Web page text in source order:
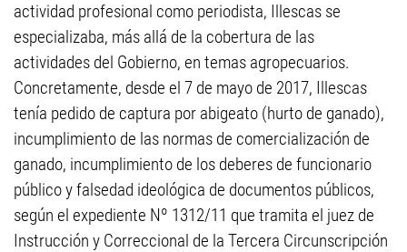
actividad profesional como periodista, Illescas se
especializaba, más allá de la cobertura de las
actividades del Gobierno, en temas agropecuarios.
Concretamente, desde el 7 de mayo de 2017, Illescas
tenía pedido de captura por abigeato (hurto de ganado),
incumplimiento de las normas de comercialización de
ganado, incumplimiento de los deberes de funcionario
público y falsedad ideológica de documentos públicos,
según el expediente Nº 1312/11 que tramita el juez de
Instrucción y Correccional de la Tercera Circunscripción